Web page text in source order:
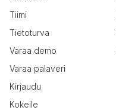
Tiimi
Tietoturva
Varaa demo
Varaa palaveri
Kirjaudu
Kokeile